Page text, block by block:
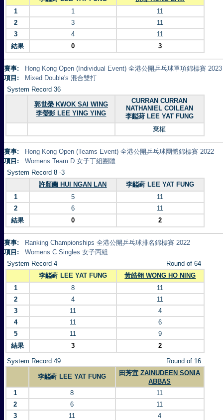
1
1
11
2
3
11
3
4
11
結果
0 3
賽事:
Hong Kong Open (Individual Event) 全港公開乒乓球單項錦標賽 2023
項目:
Mixed Double's 混合雙打
System Record 36
郭世榮 KWOK SAI WING
李瑩影 LEE YING YING
CURRAN CURRAN
NATHANIEL COILEAN
李齸葑 LEE YAT FUNG
棄權
賽事:
Hong Kong Open (Teams Event) 全港公開乒乓球團體錦標賽 2022
項目:
Womens Team D 女子丁組團體
System Record 8 -3
許顏蘭 HUI NGAN LAN
李齸葑 LEE YAT FUNG
1
5
11
2
6
11
結果
0 2
賽事:
Ranking Championships 全港公開乒乓球排名錦標賽 2022
項目:
Womens C Singles 女子丙組
System Record 4
Round of 64
李齸葑 LEE YAT FUNG
黃皓翎 WONG HO NING
1
8
11
2
4
11
3
11
4
4
11
6
5
11
9
結果
3 2
System Record 49 Round of 16
李齸葑 LEE YAT FUNG
田芳宜 ZAINUDEEN SONIA
ABBAS
1
8
11
2
6
11
3
11
4